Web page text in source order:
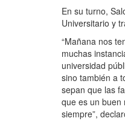
En su turno,
Universitario y
“Mañana nos
muchas
universidad
sino también a
sepan que las
que es un buen
siempre”,